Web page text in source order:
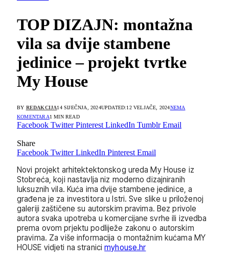
TOP DIZAJN: montažna
vila sa dvije stambene
jedinice – projekt tvrtke
My House
BY REDAKCIJA14 SIJEČNJA, 2024UPDATED:12 VELJAČE, 2024NEMA
KOMENTARA1 MIN READ
Facebook Twitter Pinterest LinkedIn Tumblr Email
Share
Facebook Twitter LinkedIn Pinterest Email
Novi projekt arhitektektonskog ureda My House iz
Stobreća, koji nastavlja niz moderno dizajniranih
luksuznih vila. Kuća ima dvije stambene jedinice, a
građena je za investitora u Istri. Sve slike u priloženoj
galeriji zaštičene su autorskim pravima. Bez privole
autora svaka upotreba u komercijane svrhe ili izvedba
prema ovom prjektu podliježe zakonu o autorskim
pravima. Za više informacija o montažnim kućama MY
HOUSE vidjeti na stranicimyhouse.hr